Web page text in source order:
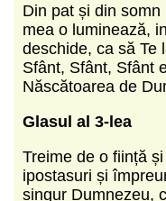
Din pat și din
mea o luminează,
deschide, ca să Te
Sfânt, Sfânt, Sfânt
Născătoarea de
Glasul al 3-lea
Treime de o ființă
ipostasuri și
singur Dumnezeu,